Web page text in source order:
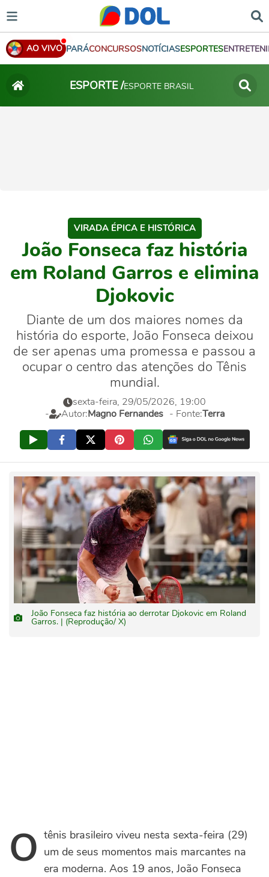
AO VIVO PARÁCONCURSOSNOTÍCIASESPORTES
ESPORTE /ESPORTE BRASIL
VIRADA ÉPICA E HISTÓRICA
João Fonseca faz história
em Roland Garros e elimina
Djokovic
Diante de um dos maiores nomes da
história do esporte, João Fonseca deixou
de ser apenas uma promessa e passou a
ocupar o centro das atenções do Tênis
mundial.
sexta-feira, 29/05/2026, 19:00
-
Autor:Magno Fernandes - Fonte:Terra
João Fonseca faz história ao derrotar Djokovic em Roland
Garros. | (Reprodução/ X)
Otênis brasileiro viveu nesta sexta-feira (29)
um de seus momentos mais marcantes na
era moderna. Aos 19 anos, João Fonseca